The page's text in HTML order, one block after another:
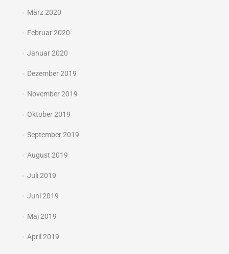
März 2020
Februar 2020
Januar 2020
Dezember 2019
November 2019
Oktober 2019
September 2019
August 2019
Juli 2019
Juni 2019
Mai 2019
April 2019